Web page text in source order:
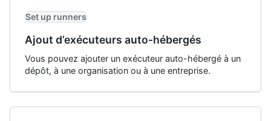
Set up runners
Ajout d’exécuteurs auto-hébergés
Vous pouvez ajouter un exécuteur auto-hébergé à un
dépôt, à une organisation ou à une entreprise.